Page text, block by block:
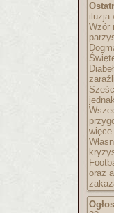
iluzja
Wzór
oraz